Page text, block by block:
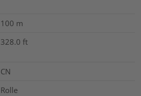
100 m
328.0 ft
CN
Rolle